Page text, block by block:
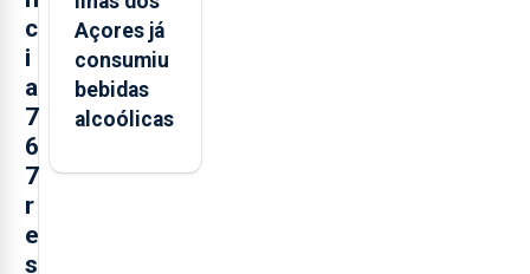
c
i
a
7
6
7
r
e
s
Açores já
consumiu
bebidas
alcoólicas